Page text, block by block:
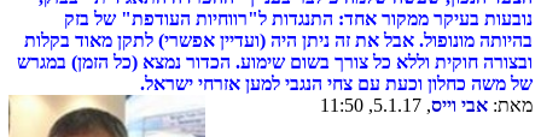
נובעות בעיקר ממקור אחד: התנגדות ל"רווחיות העודפת" של בזק
בהיותה מונופול. אבל את זה ניתן היה (ועדיין אפשרי) לתקן מאוד בקלות
ובצורה חוקית וללא כל צורך בשום שימוע. הכדור נמצא (כל הזמן) במגרש
של משה כחלון וכעת עם צחי הנגבי למען אזרחי ישראל.
מאת: אבי וייס, 5.1.17, 11:50